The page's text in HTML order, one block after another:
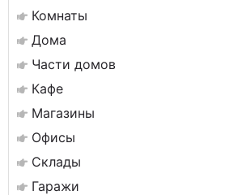
Комнаты
Дома
Части домов
Кафе
Магазины
Офисы
Склады
Гаражи